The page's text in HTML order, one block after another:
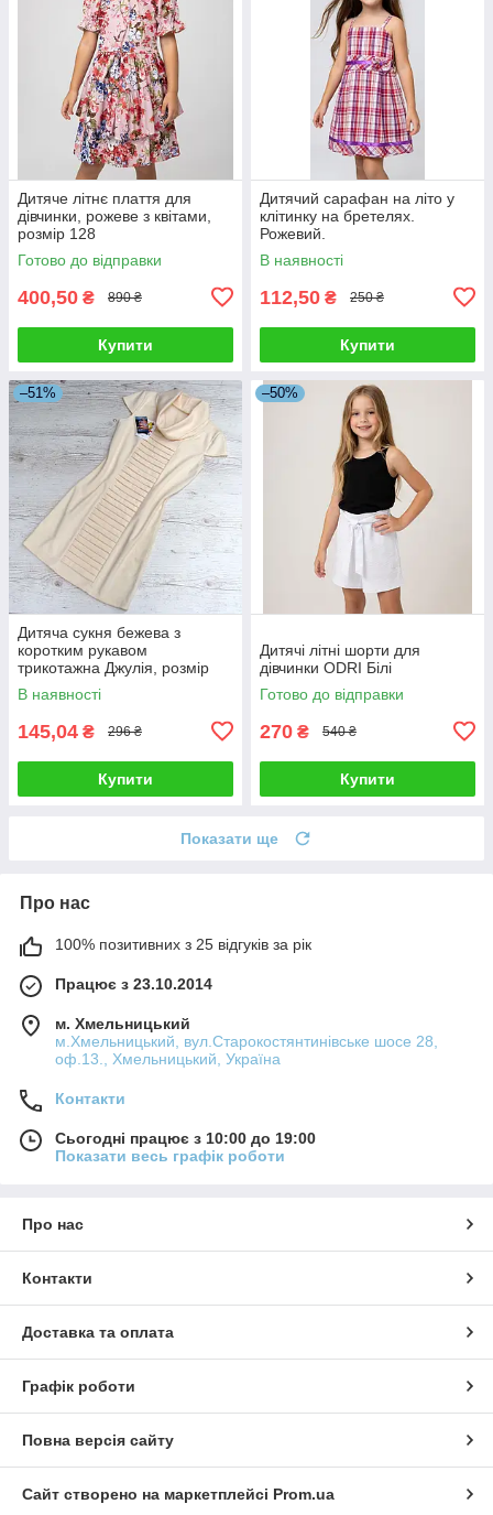
Дитяче літнє плаття для
дівчинки, рожеве з квітами,
розмір 128
Готово до відправки
400,50 ₴ 890 ₴
Купити
Дитячий сарафан на літо у
клітинку на бретелях.
Рожевий.
В наявності
112,50 ₴ 250 ₴
Купити
–51%
Дитяча сукня бежева з
коротким рукавом
трикотажна Джулія, розмір
140
В наявності
145,04 ₴ 296 ₴
Купити
–50%
Дитячі літні шорти для
дівчинки ODRI Білі
Готово до відправки
270 ₴ 540 ₴
Купити
Показати ще
Про нас
100% позитивних з 25 відгуків за рік
Працює з 23.10.2014
м. Хмельницький
м.Хмельницький, вул.Старокостянтинівське шосе 28,
оф.13., Хмельницький, Україна
Контакти
Сьогодні працює з 10:00 до 19:00
Показати весь графік роботи
Про нас
Контакти
Доставка та оплата
Графік роботи
Повна версія сайту
Сайт створено на маркетплейсі Prom.ua